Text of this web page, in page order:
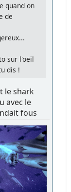
quand on
de
sur l'oeil
dis !
le shark
avec le
fous